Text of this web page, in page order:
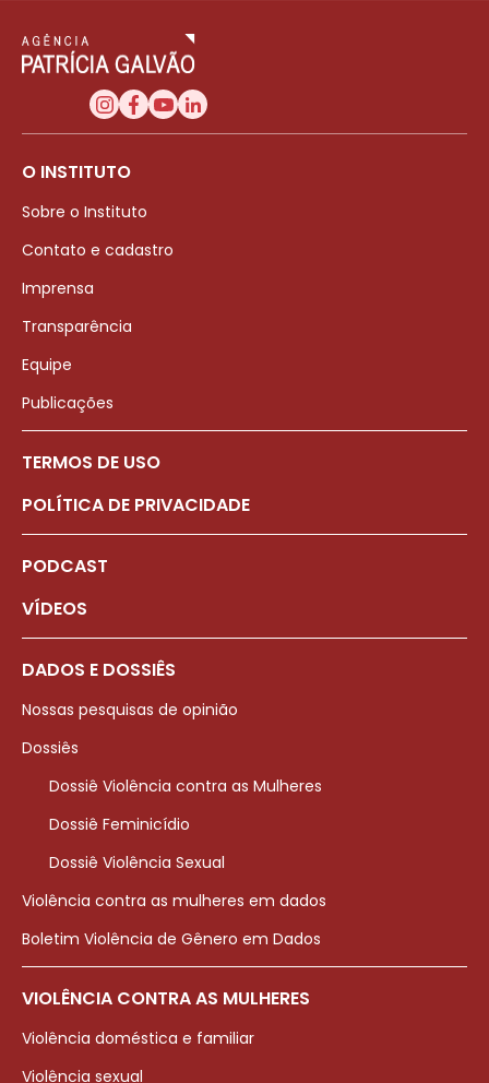
O INSTITUTO
Sobre o Instituto
Contato e cadastro
Imprensa
Transparência
Equipe
Publicações
TERMOS DE USO
POLÍTICA DE PRIVACIDADE
PODCAST
VÍDEOS
DADOS E DOSSIÊS
Nossas pesquisas de opinião
Dossiês
Dossiê Violência contra as Mulheres
Dossiê Feminicídio
Dossiê Violência Sexual
Violência contra as mulheres em dados
Boletim Violência de Gênero em Dados
VIOLÊNCIA CONTRA AS MULHERES
Violência doméstica e familiar
Violência sexual